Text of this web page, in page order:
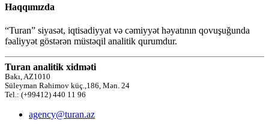
Haqqımızda
“Turan” siyasət, iqtisadiyyat və cəmiyyət həyatının qovuşuğunda
fəaliyyət göstərən müstəqil analitik qurumdur.
Turan analitik xidməti
Bakı, AZ1010
Süleyman Rəhimov küç.,186, Mən. 24
Tel.: (+99412) 440 11 96
agency@turan.az